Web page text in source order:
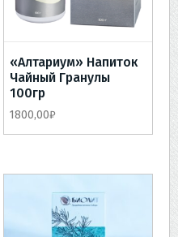
«Алтариум» Напиток
Чайный Гранулы
100гр
1800,00₽